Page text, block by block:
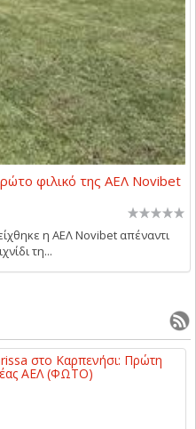
φιλικό της ΑΕΛ Novibet
η ΑΕΛ Novibet απέναντι
τη...
στο Καρπενήσι: Πρώτη
ΑΕΛ (ΦΩΤΟ)